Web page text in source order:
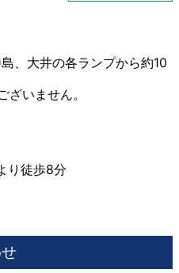
、大井の各ランプから約10
いません。
り徒歩8分